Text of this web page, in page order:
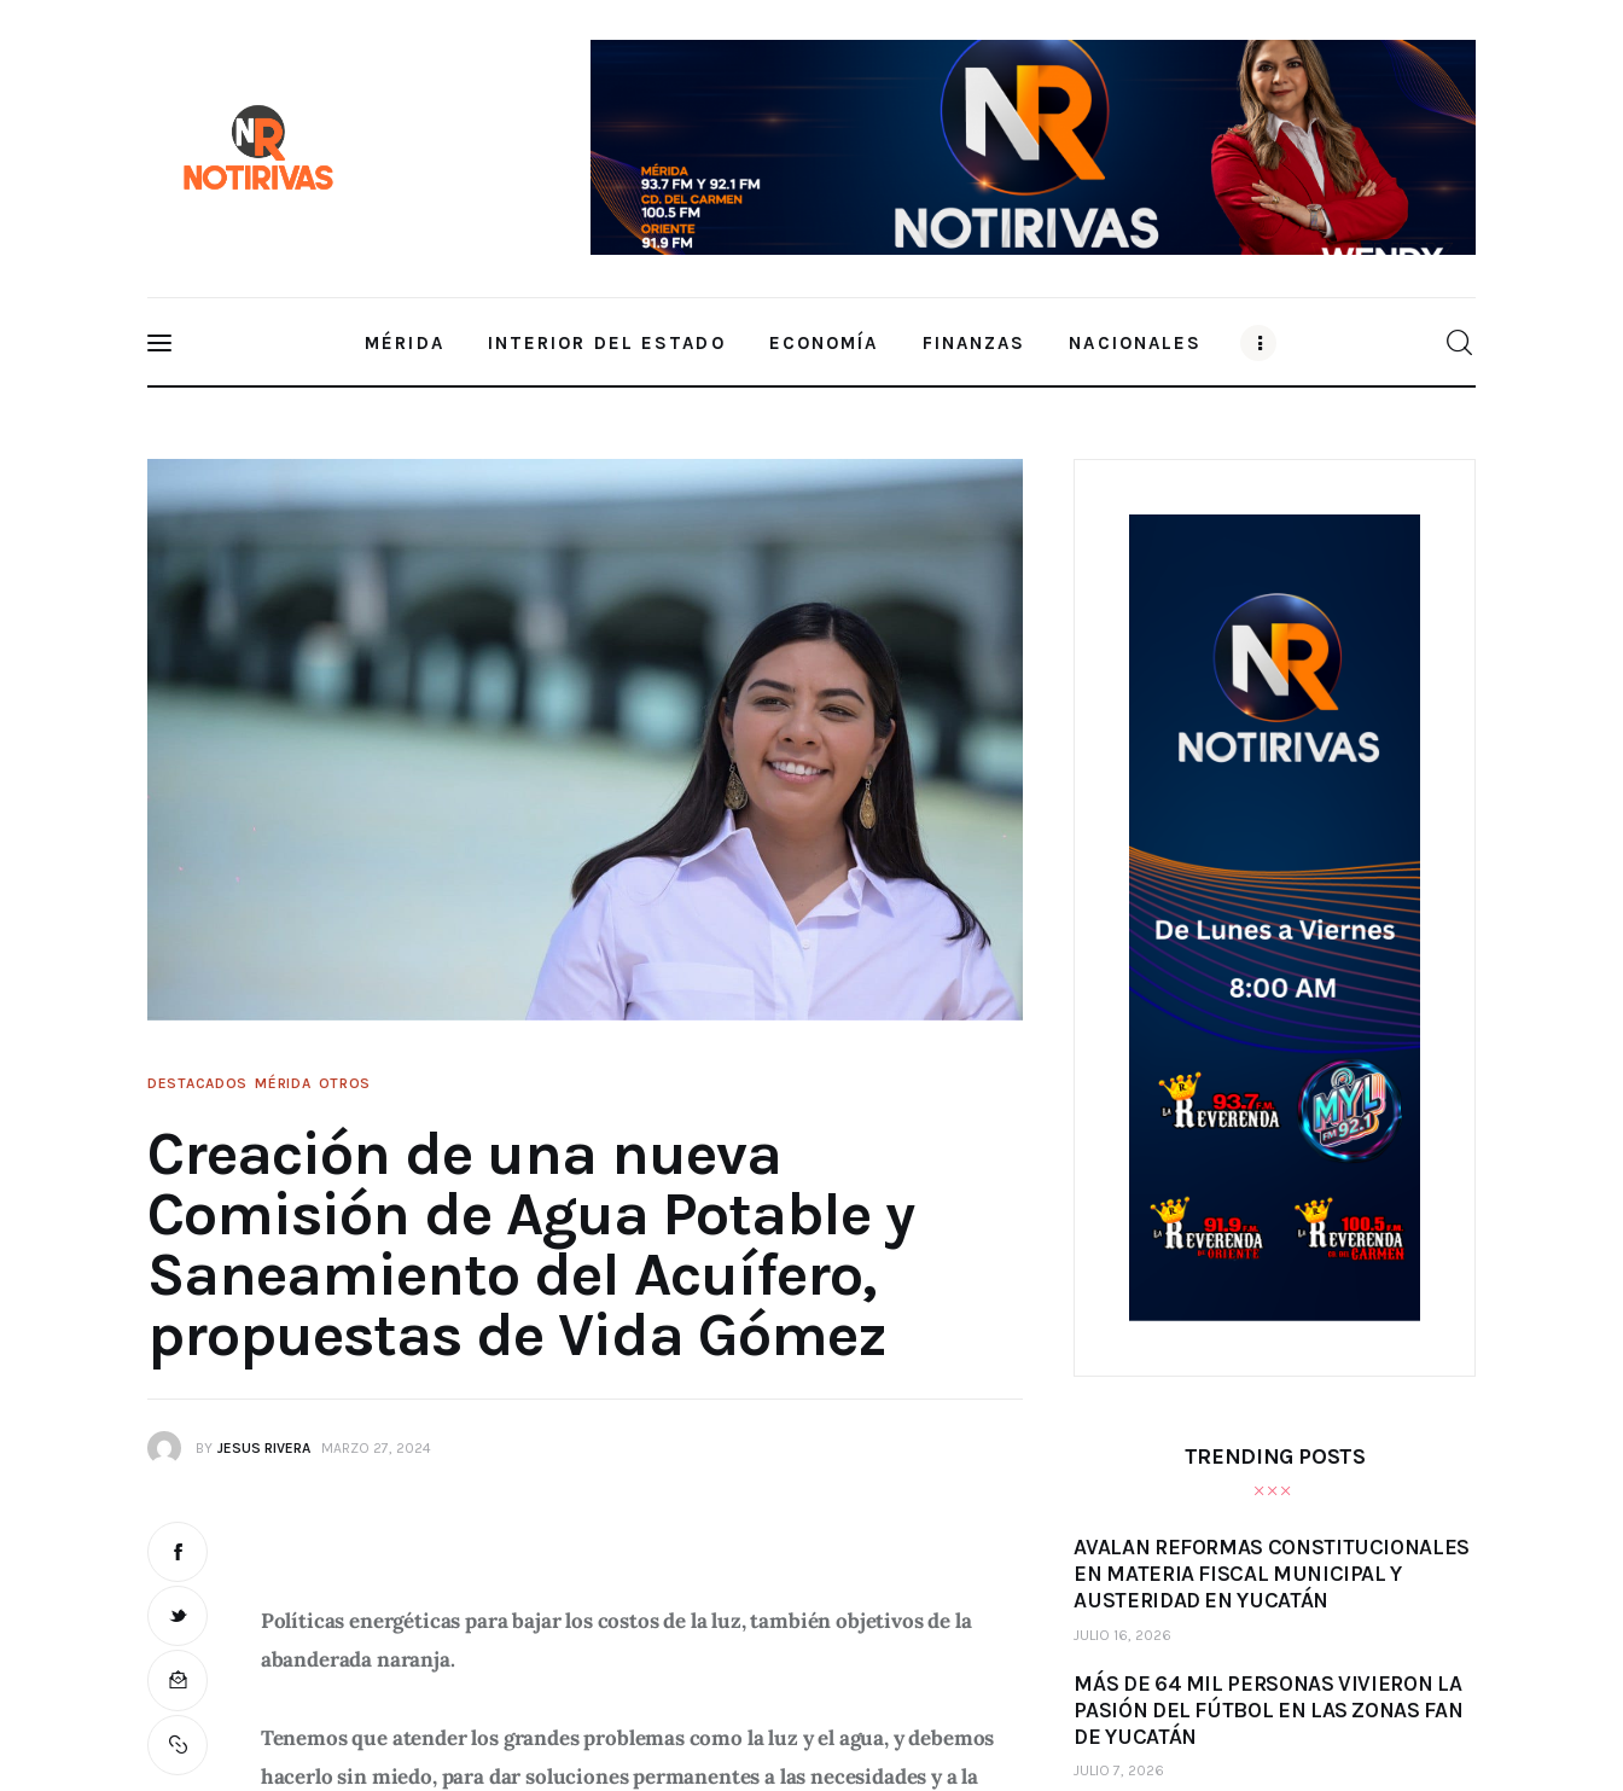
MÉRIDA INTERIOR DEL ESTADO ECONOMÍA FINANZAS NACIONALES
Creación de una nueva Comisión de Agua Potable y Saneamiento del Acuífero, propuestas
de Vida Gómez
DESTACADOS MÉRIDA OTROS
Creación de una nueva
Comisión de Agua Potable y
Saneamiento del Acuífero,
propuestas de Vida Gómez
BY JESUS RIVERA MARZO 27, 2024
Políticas energéticas para bajar los costos de la luz, también objetivos de la
abanderada naranja.
Tenemos que atender los grandes problemas como la luz y el agua, y debemos
hacerlo sin miedo, para dar soluciones permanentes a las necesidades y a la
TRENDING POSTS
AVALAN REFORMAS CONSTITUCIONALES
EN MATERIA FISCAL MUNICIPAL Y
AUSTERIDAD EN YUCATÁN
JULIO 16, 2026
MÁS DE 64 MIL PERSONAS VIVIERON LA
PASIÓN DEL FÚTBOL EN LAS ZONAS FAN
DE YUCATÁN
JULIO 7, 2026